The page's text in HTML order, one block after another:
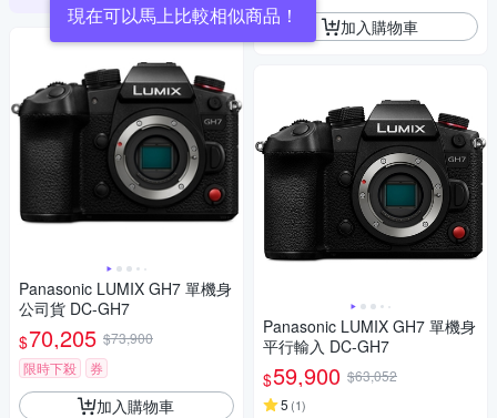
現在可以馬上比較相似商品！
Panasonic LUMIX GH7 單機身
公司貨 DC-GH7
$70,205 $73,900
限時下殺
券
加入購物車
加入購物車
Panasonic LUMIX GH7 單機身
平行輸入 DC-GH7
$59,900 $63,052
5 (1)